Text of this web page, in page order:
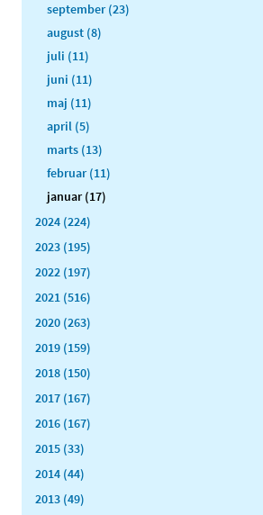
september (23)
august (8)
juli (11)
juni (11)
maj (11)
april (5)
marts (13)
februar (11)
januar (17)
2024 (224)
2023 (195)
2022 (197)
2021 (516)
2020 (263)
2019 (159)
2018 (150)
2017 (167)
2016 (167)
2015 (33)
2014 (44)
2013 (49)